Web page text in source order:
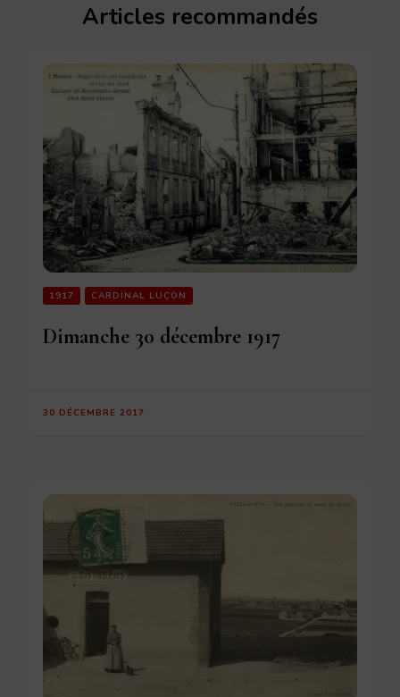
Articles recommandés
1917 CARDINAL LUÇON
Dimanche 30 décembre 1917
30 DÉCEMBRE 2017